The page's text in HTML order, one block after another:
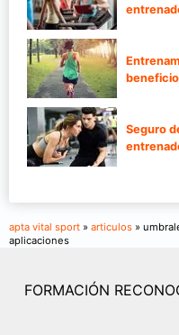
Seguro
apta vital sport » articulos »
aplicaciones
FORMACIÓN